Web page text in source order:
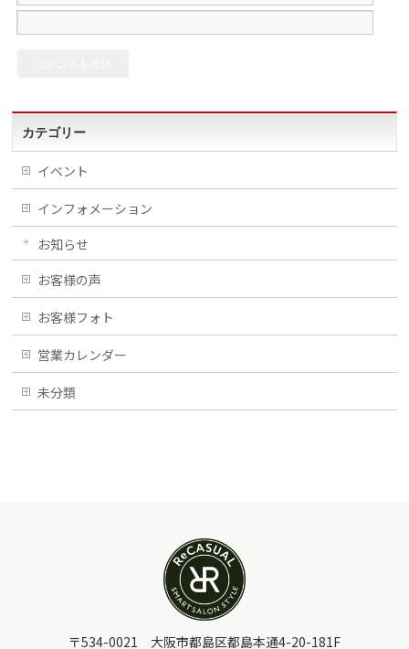
カテゴリー
イベント
インフォメーション
お知らせ
お客様の声
お客様フォト
営業カレンダー
未分類
〒534-0021 大阪市都島区都島本通4-20-181F